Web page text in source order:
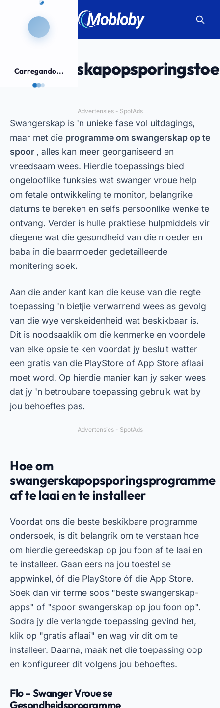
Carregando...
Advertensies - SpotAds
Swangerskap is 'n unieke fase vol uitdagings,
maar met die programme om swangerskap op te
spoor , alles kan meer georganiseerd en
vreedsaam wees. Hierdie toepassings bied
ongelooflike funksies wat swanger vroue help
om fetale ontwikkeling te monitor, belangrike
datums te bereken en selfs persoonlike wenke te
ontvang. Verder is hulle praktiese hulpmiddels vir
diegene wat die gesondheid van die moeder en
baba in die baarmoeder gedetailleerde
monitering soek.
Aan die ander kant kan die keuse van die regte
toepassing 'n bietjie verwarrend wees as gevolg
van die wye verskeidenheid wat beskikbaar is.
Dit is noodsaaklik om die kenmerke en voordele
van elke opsie te ken voordat jy besluit watter
een gratis van die PlayStore of App Store aflaai
moet word. Op hierdie manier kan jy seker wees
dat jy 'n betroubare toepassing gebruik wat by
jou behoeftes pas.
Advertensies - SpotAds
Hoe om
swangerskapopsporingsprogramme
af te laai en te installeer
Voordat ons die beste beskikbare programme
ondersoek, is dit belangrik om te verstaan hoe
om hierdie gereedskap op jou foon af te laai en
te installeer. Gaan eers na jou toestel se
appwinkel, óf die PlayStore óf die App Store.
Soek dan vir terme soos "beste swangerskap-
apps" of "spoor swangerskap op jou foon op".
Sodra jy die verlangde toepassing gevind het,
klik op "gratis aflaai" en wag vir dit om te
installeer. Daarna, maak net die toepassing oop
en konfigureer dit volgens jou behoeftes.
Flo – Swanger Vroue se
Gesondheidsprogramme